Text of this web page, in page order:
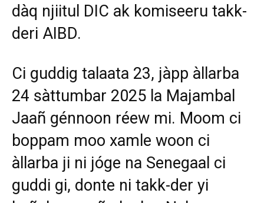
dàq njiitul DIC ak komiseeru takk-
deri AIBD.
Ci guddig talaata 23, jàpp àllarba
24 sàttumbar 2025 la Majambal
Jaañ génnoon réew mi. Moom ci
boppam moo xamle woon ci
àllarba ji ni jóge na Senegaal ci
guddi gi, donte ni takk-der yi